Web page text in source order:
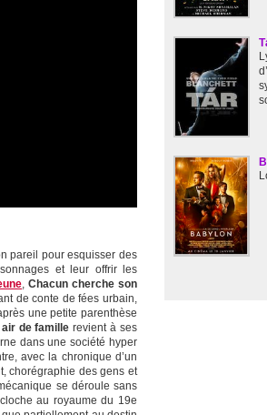
pareil pour esquisser des
et leur offrir les
,Chacun cherche son
de conte de fées urbain,
une petite parenthèse
de famille revient à ses
dans une société hyper
avec la chronique d’un
chorégraphie des gens et
se déroule sans
au royaume du 19e